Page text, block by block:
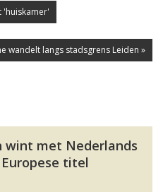
'huiskamer'
wandelt langs stadsgrens Leiden »
wint met Nederlands
titel